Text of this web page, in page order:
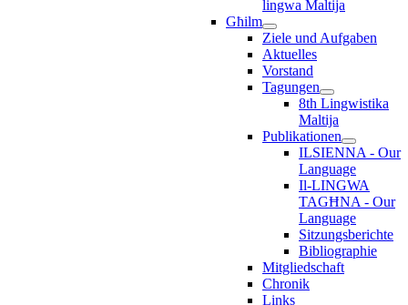
lingwa Maltija
Għilm
Ziele und Aufgaben
Aktuelles
Vorstand
Tagungen
8th Lingwistika
Maltija
Publikationen
ILSIENNA - Our
Language
Il-LINGWA
TAGĦNA - Our
Language
Sitzungsberichte
Bibliographie
Mitgliedschaft
Chronik
Links